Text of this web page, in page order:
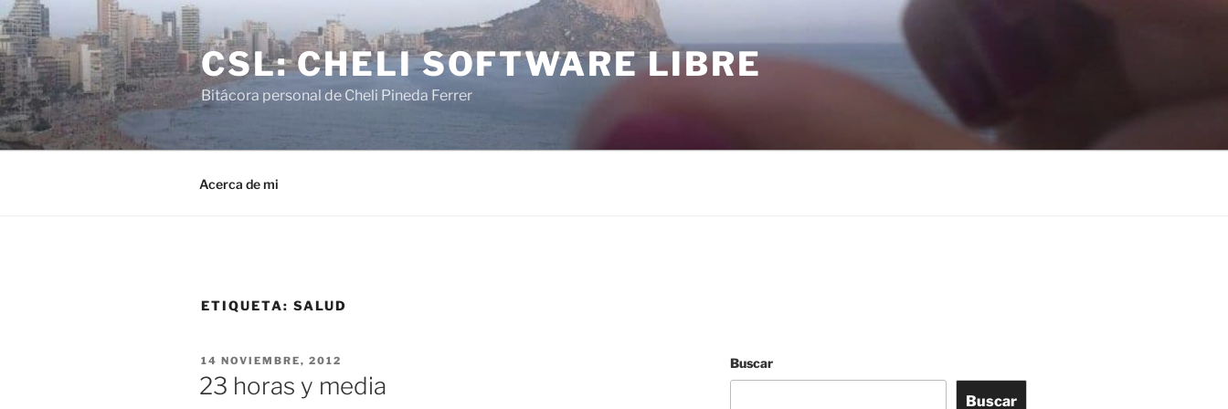
Saltar
al
contenido
CSL: CHELI SOFTWARE LIBRE
Bitácora personal de Cheli Pineda Ferrer
Acerca de mi
ETIQUETA: SALUD
PUBLICADO
EL
14 NOVIEMBRE, 2012
23 horas y media
Buscar
Buscar